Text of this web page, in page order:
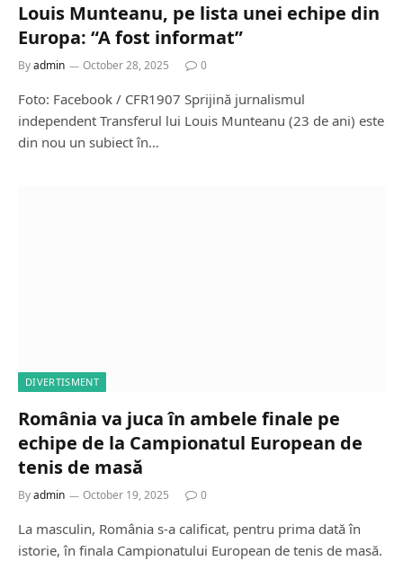
Louis Munteanu, pe lista unei echipe din
Europa: “A fost informat”
Byadmin October 28, 2025 0
Foto: Facebook / CFR1907 Sprijină jurnalismul
independent Transferul lui Louis Munteanu (23 de ani) este
din nou un subiect în…
DIVERTISMENT
România va juca în ambele finale pe
echipe de la Campionatul European de
tenis de masă
Byadmin October 19, 2025 0
La masculin, România s-a calificat, pentru prima dată în
istorie, în finala Campionatului European de tenis de masă.